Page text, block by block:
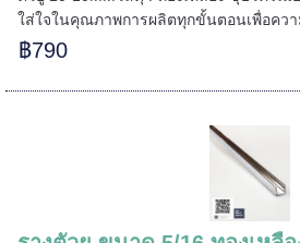
ใส่ใจในคุณภาพการผลิตทุกขั้นตอนเพื่อควา
฿790